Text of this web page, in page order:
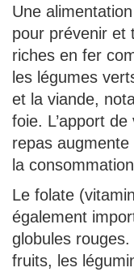
Une
pour prévenir et
riches en fer
les légumes
et la viande,
foie. L’apport
repas augmente
la
Le folate
également
globules
fruits, les